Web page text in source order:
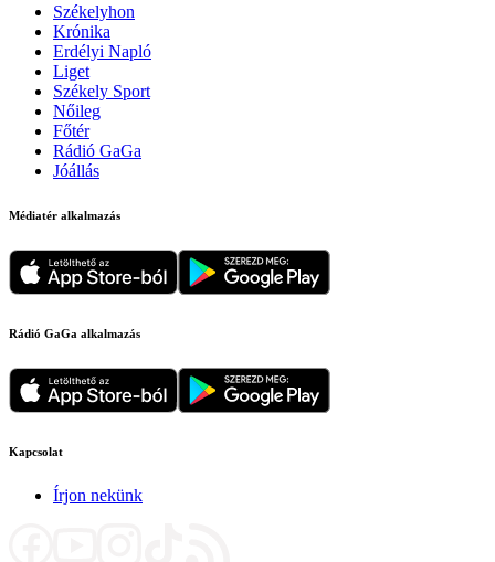
Székelyhon
Krónika
Erdélyi Napló
Liget
Székely Sport
Nőileg
Főtér
Rádió GaGa
Jóállás
Médiatér alkalmazás
Rádió GaGa alkalmazás
Kapcsolat
Írjon nekünk